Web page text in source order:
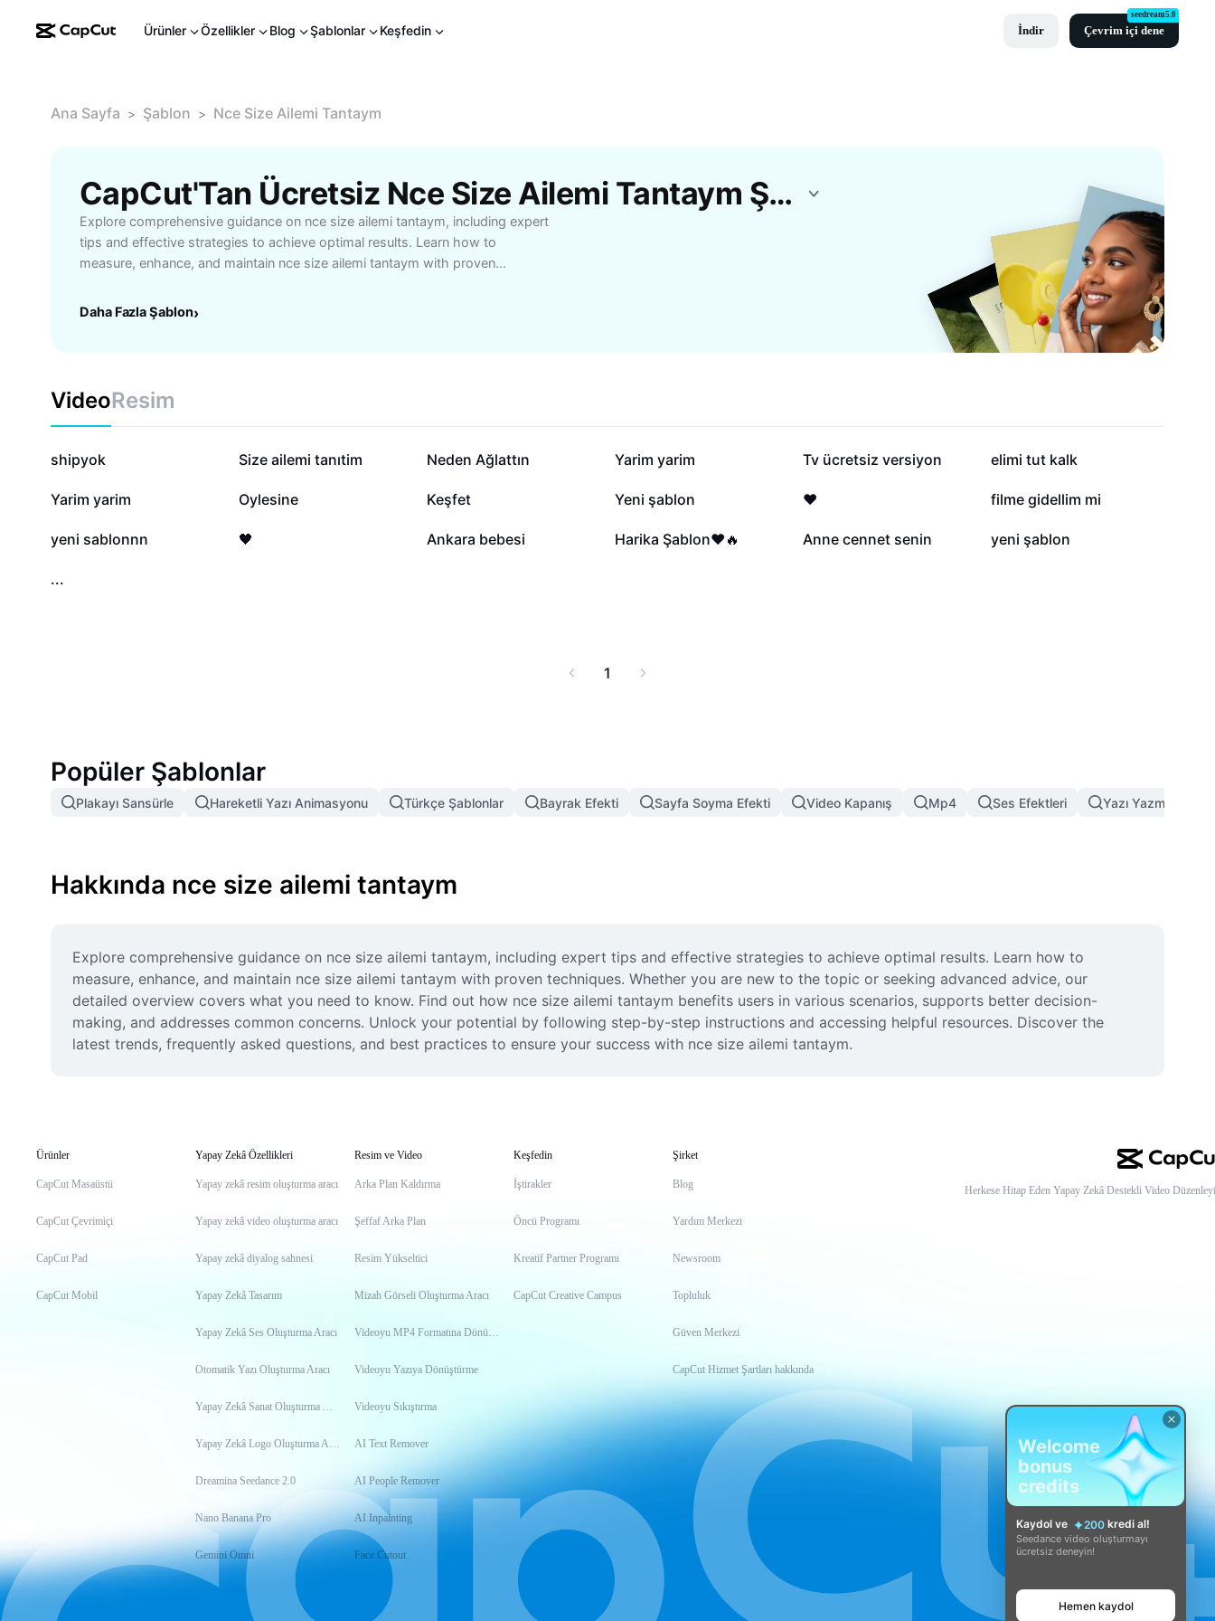
Ürünler Özellikler Blog Şablonlar Keşfedin İndir Çevrim içi dene
seedream5.0
Ana Sayfa > Şablon > Nce Size Ailemi Tantaym
CapCut'Tan Ücretsiz Nce Size Ailemi Tantaym Şablonları
Explore comprehensive guidance on nce size ailemi tantaym, including expert
tips and effective strategies to achieve optimal results. Learn how to
measure, enhance, and maintain nce size ailemi tantaym with proven
our detailed overview covers what you need to know. Find out how nce size
ailemi tantaym benefits users in various scenarios, supports better decision-
Discover the latest trends, frequently asked questions, and best practices to
ensure your success with nce size ailemi tantaym.
Daha Fazla Şablon›
VideoResim
240,3 B
shipyok 165,3 B
Size ailemi tanıtim 2,5 B
Neden Ağlattın 2,2 B
Yarim yarim 1,9 B
Tv ücretsiz versiyon 1,7 B
elimi tut kalk
1,4 B
Yarim yarim 1,3 B
Oylesine 1,1 B
Keşfet 964
Yeni şablon 868
❤️ 820
filme gidellim mi
607
yeni sablonnn 508
🖤 385
Ankara bebesi 348
Harika Şablon❤️🔥 270
Anne cennet senin 232
yeni şablon
...
1
Popüler Şablonlar
Plakayı Sansürle Hareketli Yazı Animasyonu Türkçe Şablonlar Bayrak Efekti Sayfa Soyma Efekti Video Kapanış Mp4 Ses Efektleri Yazı Yazma Efekti
Hakkında nce size ailemi tantaym
Explore comprehensive guidance on nce size ailemi tantaym, including expert tips and effective strategies to achieve optimal results. Learn how to
measure, enhance, and maintain nce size ailemi tantaym with proven techniques. Whether you are new to the topic or seeking advanced advice, our
detailed overview covers what you need to know. Find out how nce size ailemi tantaym benefits users in various scenarios, supports better decision-
making, and addresses common concerns. Unlock your potential by following step-by-step instructions and accessing helpful resources. Discover the
latest trends, frequently asked questions, and best practices to ensure your success with nce size ailemi tantaym.
Ürünler
CapCut Masaüstü
CapCut Çevrimiçi
CapCut Pad
CapCut Mobil
Yapay Zekâ Özellikleri
Yapay zekâ resim oluşturma aracı
Yapay zekâ video oluşturma aracı
Yapay zekâ diyalog sahnesi
Yapay Zekâ Tasarım
Yapay Zekâ Ses Oluşturma Aracı
Otomatik Yazı Oluşturma Aracı
Yapay Zekâ Sanat Oluşturma Aracı
Yapay Zekâ Logo Oluşturma Aracı
Dreamina Seedance 2.0
Nano Banana Pro
Gemini Omni
Resim ve Video
Arka Plan Kaldırma
Şeffaf Arka Plan
Resim Yükseltici
Mizah Görseli Oluşturma Aracı
Videoyu MP4 Formatına Dönüştürme
Videoyu Yazıya Dönüştürme
Videoyu Sıkıştırma
AI Text Remover
AI People Remover
AI Inpainting
Face Cutout
Keşfedin
İştirakler
Öncü Programı
Kreatif Partner Programı
CapCut Creative Campus
Şirket
Blog
Yardım Merkezi
Newsroom
Topluluk
Güven Merkezi
CapCut Hizmet Şartları hakkında
Herkese Hitap Eden Yapay Zekâ Destekli Video
Welcome
bonus
credits
Kaydol ve 200 kredi al!
Seedance video oluşturmayı
ücretsiz deneyin!
Hemen kaydol